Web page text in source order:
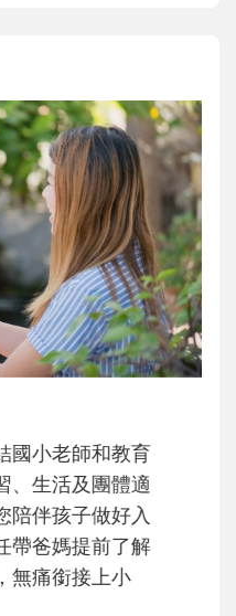
男人│讀懂父親的
！男人總是在一次
，跟著孩子一起長
遊戲，到獨立自
的能力養成。爸爸
與孩子每個重要的